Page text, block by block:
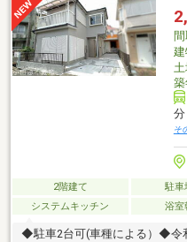
休日の過ごし方の幅が広がり
バルコニーが設置されていま
種による)。
間
築
分
そ
2階建て 駐車
システムキッチン
浴室
◆駐車2台可(車種による）◆令